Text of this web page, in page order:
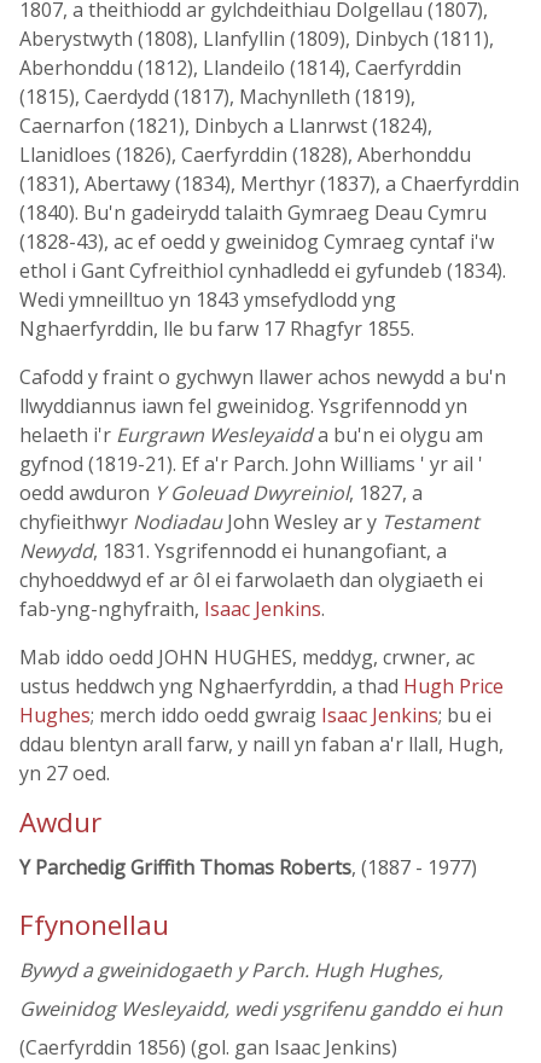
1807, a theithiodd ar gylchdeithiau Dolgellau (1807),
Aberystwyth (1808), Llanfyllin (1809), Dinbych (1811),
Aberhonddu (1812), Llandeilo (1814), Caerfyrddin
(1815), Caerdydd (1817), Machynlleth (1819),
Caernarfon (1821), Dinbych a Llanrwst (1824),
Llanidloes (1826), Caerfyrddin (1828), Aberhonddu
(1831), Abertawy (1834), Merthyr (1837), a Chaerfyrddin
(1840). Bu'n gadeirydd talaith Gymraeg Deau Cymru
(1828-43), ac ef oedd y gweinidog Cymraeg cyntaf i'w
ethol i Gant Cyfreithiol cynhadledd ei gyfundeb (1834).
Wedi ymneilltuo yn 1843 ymsefydlodd yng
Nghaerfyrddin, lle bu farw 17 Rhagfyr 1855.
Cafodd y fraint o gychwyn llawer achos newydd a bu'n
llwyddiannus iawn fel gweinidog. Ysgrifennodd yn
helaeth i'r Eurgrawn Wesleyaidda bu'n ei olygu am
gyfnod (1819-21). Ef a'r Parch. John Williams ' yr ail '
oedd awduron Y Goleuad Dwyreiniol, 1827, a
chyfieithwyr NodiadauJohn Wesley ar y Testament
Newydd, 1831. Ysgrifennodd ei hunangofiant, a
chyhoeddwyd ef ar ôl ei farwolaeth dan olygiaeth ei
fab-yng-nghyfraith, Isaac Jenkins.
Mab iddo oedd JOHN HUGHES, meddyg, crwner, ac
ustus heddwch yng Nghaerfyrddin, a thad Hugh Price
Hughes; merch iddo oedd gwraig Isaac Jenkins; bu ei
ddau blentyn arall farw, y naill yn faban a'r llall, Hugh,
yn 27 oed.
Awdur
Y Parchedig Griffith Thomas Roberts, (1887 - 1977)
Ffynonellau
Bywyd a gweinidogaeth y Parch. Hugh Hughes,
Gweinidog Wesleyaidd, wedi ysgrifenu ganddo ei hun
(Caerfyrddin 1856) (gol. gan Isaac Jenkins)